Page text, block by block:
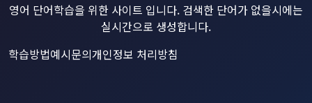
영어 단어학습을 위한 사이트 입니다. 검색한 단어가 없을시에는
실시간으로 생성합니다.
학습방법예시문의개인정보 처리방침